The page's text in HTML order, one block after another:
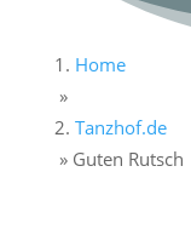
Home
»
Tanzhof.de
» Guten Rutsch